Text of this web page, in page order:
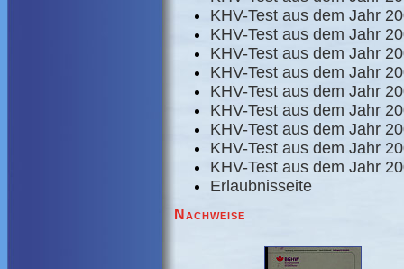
KHV-Test aus dem Jahr
KHV-Test aus dem Jahr
KHV-Test aus dem Jahr
KHV-Test aus dem Jahr
KHV-Test aus dem Jahr
KHV-Test aus dem Jahr
KHV-Test aus dem Jahr
KHV-Test aus dem Jahr
KHV-Test aus dem Jahr
Erlaubnisseite
Nachweise